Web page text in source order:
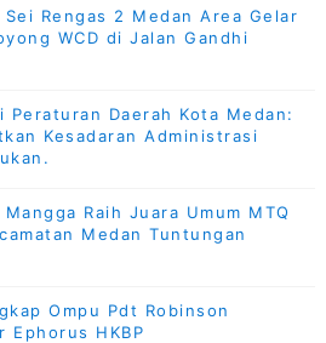
Sei Rengas 2 Medan Area Gelar
WCD di Jalan Gandhi
Peraturan Daerah Kota Medan:
Kesadaran Administrasi
Raih Juara Umum MTQ
Medan Tuntungan
Ompu Pdt Robinson
Ephorus HKBP